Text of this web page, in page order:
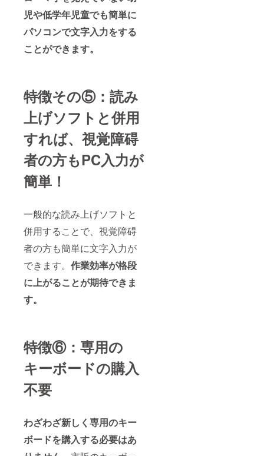
児や低学年児童でも簡単に
パソコンで文字入力をする
ことができます。
特徴その⑤：読み
上げソフトと併用
すれば、視覚障碍
者の方もPC入力が
簡単！
一般的な読み上げソフトと
併用することで、視覚障碍
者の方も簡単に文字入力が
できます。 作業効率が格段
に上がることが期待できま
す。
特徴⑥：専用の
キーボードの購入
不要
わざわざ新しく専用のキー
ボードを購入する必要はあ